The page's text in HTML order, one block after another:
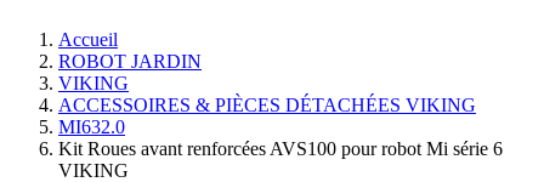
Accueil
ROBOT JARDIN
VIKING
ACCESSOIRES & PIÈCES DÉTACHÉES VIKING
MI632.0
Kit Roues avant renforcées AVS100 pour robot Mi série 6
VIKING